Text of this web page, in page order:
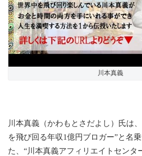
川本真義
川本真義（かわもとさだよし）氏は
を飛び回る年収1億円ブロガー”と名
た、“川本真義アフィリエイトセンタ